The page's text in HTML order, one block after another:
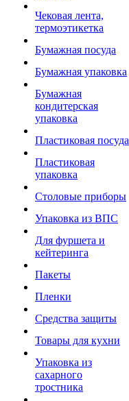
Чековая лента,
термоэтикетка
Бумажная посуда
Бумажная упаковка
Бумажная
кондитерская
упаковка
Пластиковая посуда
Пластиковая
упаковка
Столовые приборы
Упаковка из ВПС
Для фуршета и
кейтеринга
Пакеты
Пленки
Средства защиты
Товары для кухни
Упаковка из
сахарного
тростника